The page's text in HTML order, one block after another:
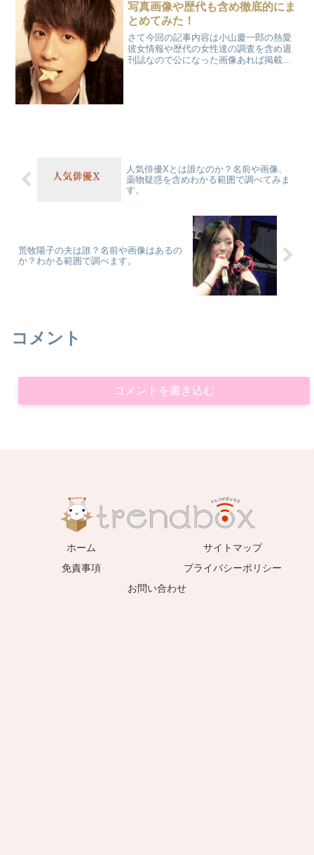
写真画像や歴代も含め徹底的にま
とめてみた！
さて今回の記事内容は小山慶一郎の熱愛
彼女情報や歴代の女性達の調査を含め週
刊誌なので公になった画像あれば掲載致
人気俳優Xとは誰なのか？名前や画像、
薬物疑惑を含めわかる範囲で調べてみま
す。
荒牧陽子の夫は誰？名前や画像はあるの
か？わかる範囲で調べます。
コメント
コメントを書き込む
ホーム
サイトマップ
免責事項
プライバシーポリシー
お問い合わせ